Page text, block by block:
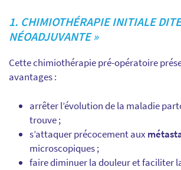
1. CHIMIOTHÉRAPIE INITIALE
NÉOADJUVANTE »
Cette chimiothérapie pré-opératoire
avantages :
arrêter l’évolution de la maladie
trouve ;
s’attaquer précocement aux
microscopiques ;
faire diminuer la douleur et faciliter